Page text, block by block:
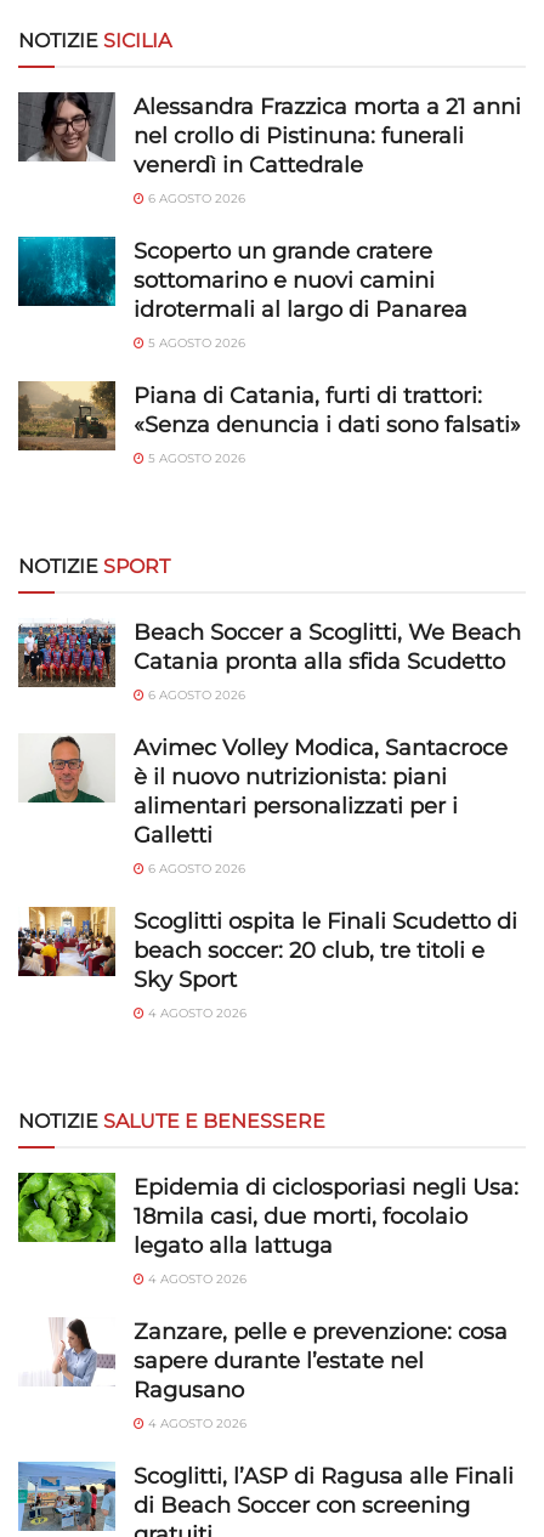
richieste attivamente.
Garantire la sicurezza, prevenire e
rilevare frodi, correggere errori, Erogare
e presentare pubblicità e contenuto,
Salvare e comunicare le scelte sulla
NOTIZIE SICILIA
Alessandra Frazzica morta a 21 anni
nel crollo di Pistinuna: funerali
venerdì in Cattedrale
6 AGOSTO 2026
Scoperto un grande cratere
sottomarino e nuovi camini
idrotermali al largo di Panarea
5 AGOSTO 2026
Piana di Catania, furti di trattori:
«Senza denuncia i dati sono falsati»
5 AGOSTO 2026
NOTIZIE SPORT
Beach Soccer a Scoglitti, We Beach
Catania pronta alla sfida Scudetto
6 AGOSTO 2026
Avimec Volley Modica, Santacroce
è il nuovo nutrizionista: piani
alimentari personalizzati per i
Galletti
6 AGOSTO 2026
Scoglitti ospita le Finali Scudetto di
beach soccer: 20 club, tre titoli e
Sky Sport
4 AGOSTO 2026
NOTIZIE SALUTE E BENESSERE
Epidemia di ciclosporiasi negli Usa:
18mila casi, due morti, focolaio
legato alla lattuga
4 AGOSTO 2026
Zanzare, pelle e prevenzione: cosa
sapere durante l’estate nel
Ragusano
4 AGOSTO 2026
Scoglitti, l’ASP di Ragusa alle Finali
di Beach Soccer con screening